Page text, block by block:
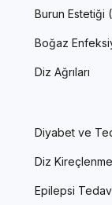
Burun Estetiği
Boğaz
Diz Ağrıları
Diyabet ve
Diz
Epilepsi